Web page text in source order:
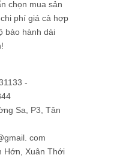
chọn mua sản
phí giá cả hợp
bảo hành dài
-
Sa, P3, Tân
com
Hớn, Xuân Thới